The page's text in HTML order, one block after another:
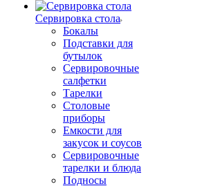
Сервировка стола
Бокалы
Подставки для
бутылок
Сервировочные
салфетки
Тарелки
Столовые
приборы
Емкости для
закусок и соусов
Сервировочные
тарелки и блюда
Подносы